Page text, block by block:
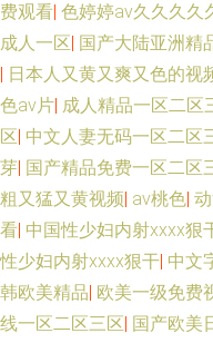
费观看| 色婷婷av久久久久
成人一区| 国产大陆亚洲精
| 日本人又黄又爽又色的视
色av片| 成人精品一区二区
区| 中文人妻无码一区二区
芽| 国产精品免费一区二区
粗又猛又黄视频| av桃色|
看| 中国性少妇内射xxxx狠
性少妇内射xxxx狠干| 中文
韩欧美精品| 欧美一级免费
线一区二区三区| 国产欧美